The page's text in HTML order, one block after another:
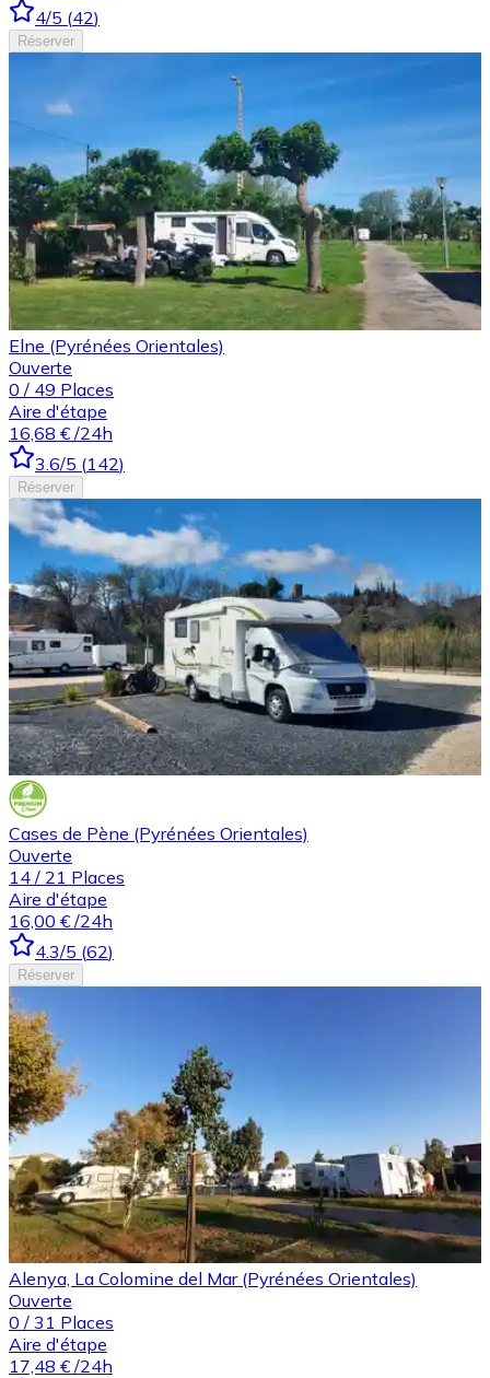
4/5 (42)
Réserver
Elne (Pyrénées Orientales)
Ouverte
0 / 49 Places
Aire d'étape
16,68 € /24h
3.6/5 (142)
Réserver
Cases de Pène (Pyrénées Orientales)
Ouverte
14 / 21 Places
Aire d'étape
16,00 € /24h
4.3/5 (62)
Réserver
Alenya, La Colomine del Mar (Pyrénées Orientales)
Ouverte
0 / 31 Places
Aire d'étape
17,48 € /24h